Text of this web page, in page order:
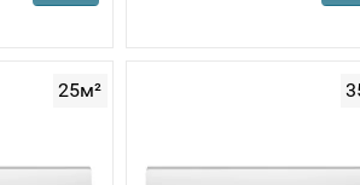
25м²